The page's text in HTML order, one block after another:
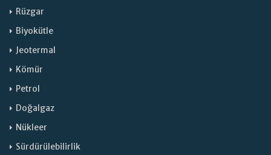
Rüzgar
Biyokütle
Jeotermal
Kömür
Petrol
Doğalgaz
Nükleer
Sürdürülebilirlik